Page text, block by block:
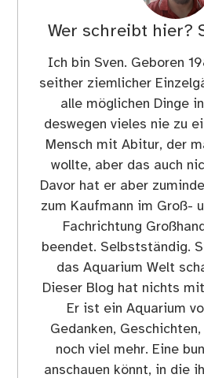
Wer schreibt hier?
Ich bin Sven. Geboren
seither ziemlicher
alle möglichen Dinge
deswegen vieles nie zu
Mensch mit Abitur, der
wollte, aber das auch
Davor hat er aber
zum Kaufmann im Groß-
Fachrichtung
beendet. Selbstständig.
das Aquarium Welt
Dieser Blog hat nichts
Er ist ein Aquarium
Gedanken,
noch viel mehr. Eine
anschauen könnt, in die